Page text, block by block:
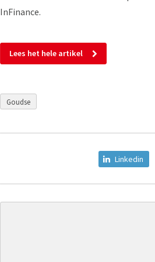
InFinance.
Lees het hele artikel
Goudse
Linkedin